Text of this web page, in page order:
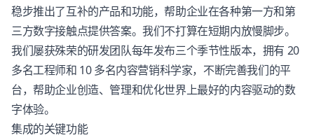
稳步推出了互补的产品和功能，帮助企业在各种第一方和第
三方数字接触点提供答案。我们不打算在短期内放慢脚步。
我们屡获殊荣的研发团队每年发布三个季节性版本，拥有 20
多名工程师和 10 多名内容营销科学家，不断完善我们的平
台，帮助企业创造、管理和优化世界上最好的内容驱动的数
字体验。
集成的关键功能